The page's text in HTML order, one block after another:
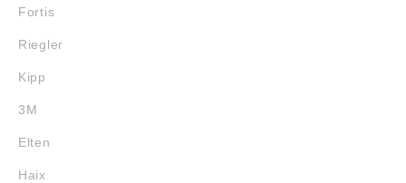
Fortis
Riegler
Kipp
3M
Elten
Haix